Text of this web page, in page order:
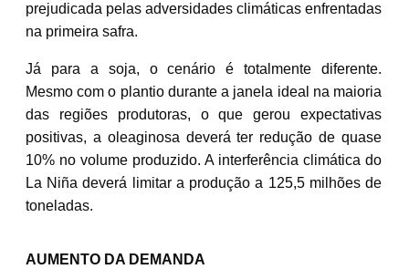
prejudicada pelas adversidades climáticas enfrentadas
na primeira safra.
Já para a soja, o cenário é totalmente diferente.
Mesmo com o plantio durante a janela ideal na maioria
das regiões produtoras, o que gerou expectativas
positivas, a oleaginosa deverá ter redução de quase
10% no volume produzido. A interferência climática do
La Niña deverá limitar a produção a 125,5 milhões de
toneladas.
AUMENTO DA DEMANDA